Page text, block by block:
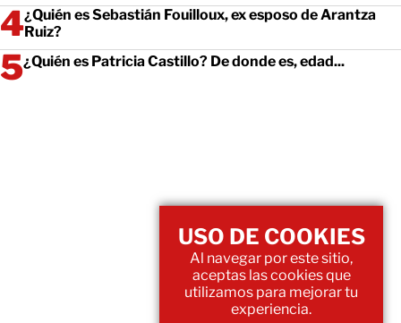
¿Quién es Sebastián Fouilloux, ex esposo de Arantza
Ruiz?
¿Quién es Patricia Castillo? De donde es, edad...
USO DE COOKIES
Al navegar por este sitio,
aceptas las cookies que
utilizamos para mejorar tu
experiencia.